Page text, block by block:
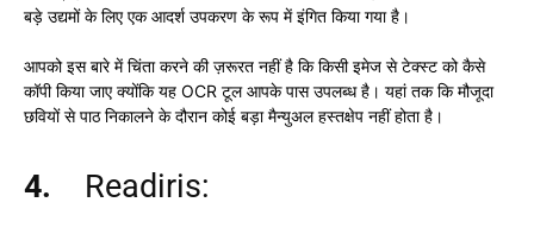
बड़े उद्यमों के लिए एक आदर्श उपकरण के रूप में इंगित किया गया है।
आपको इस बारे में चिंता करने की ज़रूरत नहीं है कि किसी इमेज से टेक्स्ट को कैसे
कॉपी किया जाए क्योंकि यह OCR टूल आपके पास उपलब्ध है। यहां तक कि मौजूदा
छवियों से पाठ निकालने के दौरान कोई बड़ा मैन्युअल हस्तक्षेप नहीं होता है।
4. Readiris: